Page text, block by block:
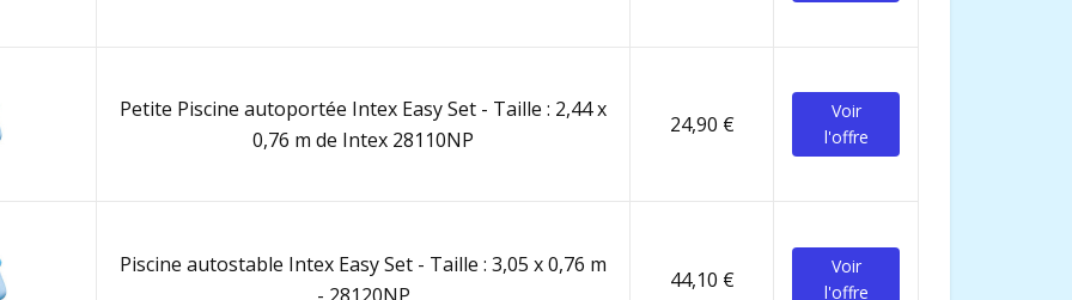
Petite Piscine autoportée Intex Easy Set - Taille : 2,44 x
0,76 m de Intex 28110NP
24,90 €
Voir
l'offre
Piscine autostable Intex Easy Set - Taille : 3,05 x 0,76 m
44,10 €
Voir
l'offre